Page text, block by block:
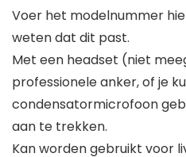
Voer het modelnummer
weten dat dit past.
Met een headset (niet
professionele anker, of je
condensatormicrofoon
aan te trekken.
Kan worden gebruikt voor